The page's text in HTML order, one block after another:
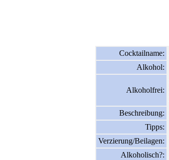
Cocktailname:
Alkohol:
Alkoholfrei:
Beschreibung:
Tipps:
Verzierung/Beilagen:
Alkoholisch?: